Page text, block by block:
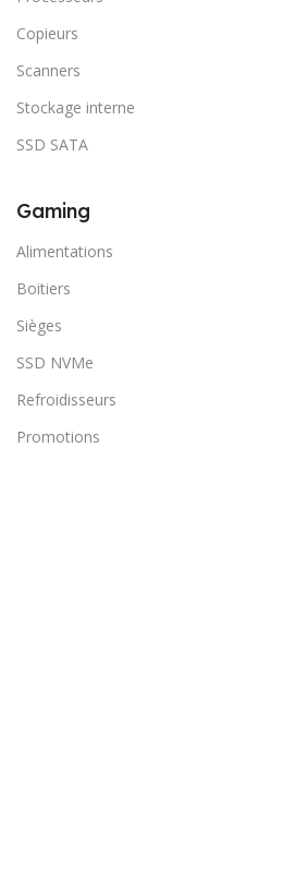
Copieurs
Scanners
Stockage interne
SSD SATA
Gaming
Alimentations
Boitiers
Sièges
SSD NVMe
Refroidisseurs
Promotions